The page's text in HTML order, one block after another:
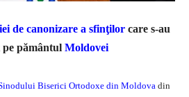
de canonizare a sfinţilor care s-au
pământul Moldovei
Biserici Ortodoxe din Moldova din